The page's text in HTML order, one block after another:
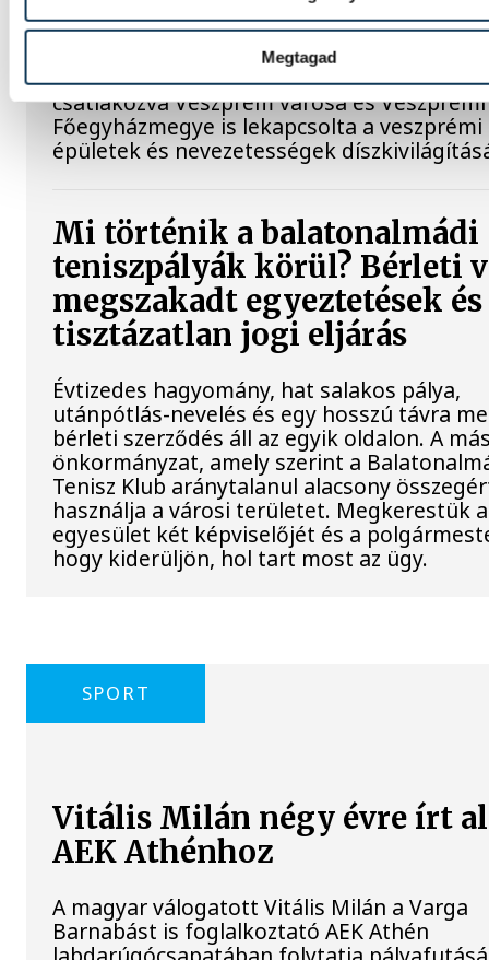
Megtagad
szökőkutakat
A kormány energiatakarékossági
csatlakozva Veszprém városa és Veszprémi
Főegyházmegye is lekapcsolta a veszprémi
épületek és nevezetességek
Mi történik a balatonalmádi
teniszpályák körül? Bérleti
megszakadt egyeztetések
tisztázatlan jogi eljárás
Évtizedes hagyomány, hat salakos pálya,
utánpótlás-nevelés és egy hosszú távra
bérleti szerződés áll az egyik oldalon. A
önkormányzat, amely szerint a
Tenisz Klub aránytalanul alacsony
használja a városi területet. Megkerestük
egyesület két képviselőjét és a
hogy kiderüljön, hol tart most az ügy.
SPORT
Vitális Milán négy évre írt
AEK Athénhoz
A magyar válogatott Vitális Milán a Varga
Barnabást is foglalkoztató AEK Athén